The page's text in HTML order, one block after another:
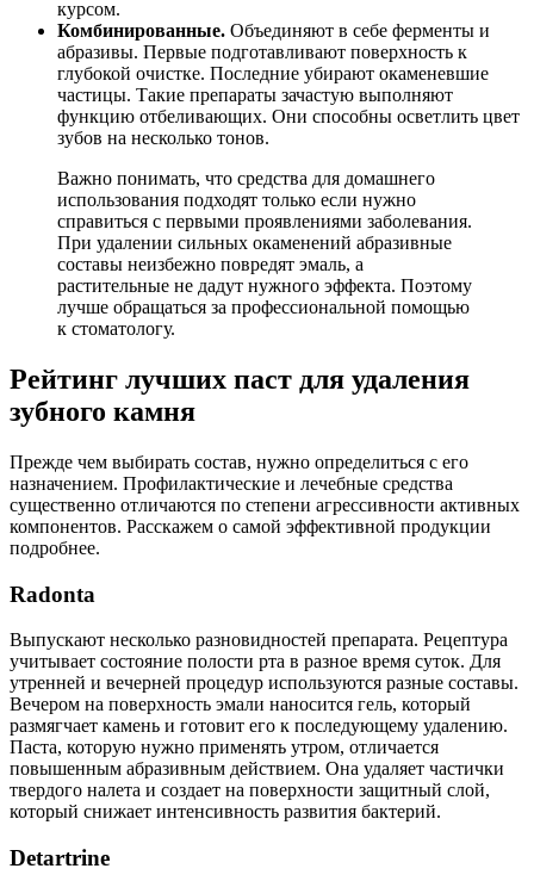
курсом.
Комбинированные. Объединяют в себе ферменты и
абразивы. Первые подготавливают поверхность к
глубокой очистке. Последние убирают окаменевшие
частицы. Такие препараты зачастую выполняют
функцию отбеливающих. Они способны осветлить цвет
зубов на несколько тонов.
Важно понимать, что средства для домашнего
использования подходят только если нужно
справиться с первыми проявлениями заболевания.
При удалении сильных окаменений абразивные
составы неизбежно повредят эмаль, а
растительные не дадут нужного эффекта. Поэтому
лучше обращаться за профессиональной помощью
к стоматологу.
Рейтинг лучших паст для удаления
зубного камня
Прежде чем выбирать состав, нужно определиться с его
назначением. Профилактические и лечебные средства
существенно отличаются по степени агрессивности активных
компонентов. Расскажем о самой эффективной продукции
подробнее.
Radonta
Выпускают несколько разновидностей препарата. Рецептура
учитывает состояние полости рта в разное время суток. Для
утренней и вечерней процедур используются разные составы.
Вечером на поверхность эмали наносится гель, который
размягчает камень и готовит его к последующему удалению.
Паста, которую нужно применять утром, отличается
повышенным абразивным действием. Она удаляет частички
твердого налета и создает на поверхности защитный слой,
который снижает интенсивность развития бактерий.
Detartrine